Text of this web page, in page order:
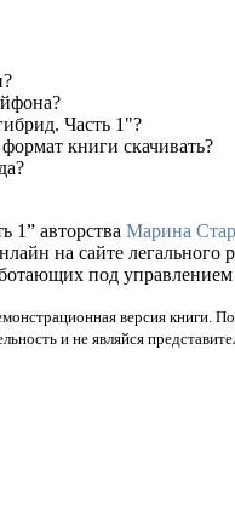
Часть 1"?
книги скачивать?
авторства Марина
на сайте
под
версия книги.
и не являйся